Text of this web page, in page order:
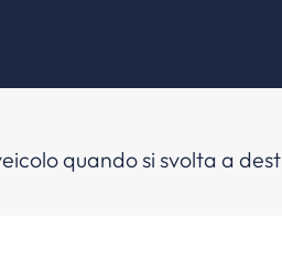
quando si svolta a